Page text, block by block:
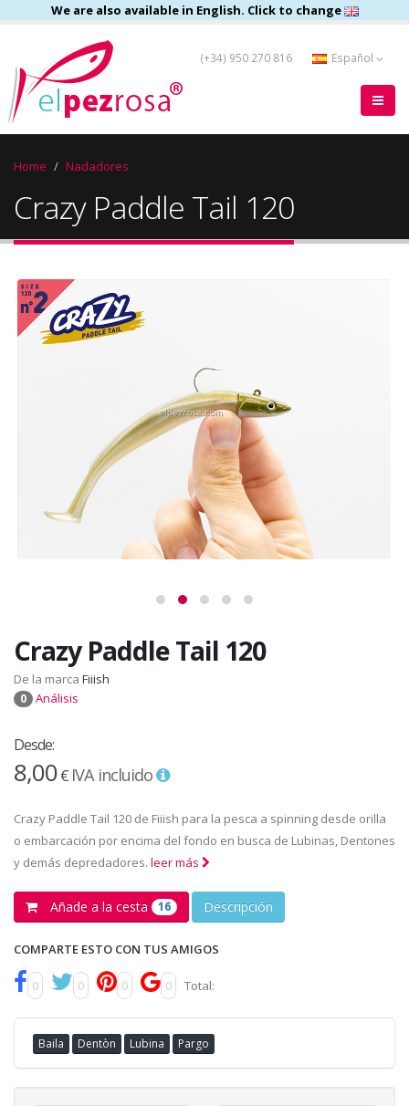
We are also available in English. Click to change
(+34) 950 270 816 Español
Home Nadadores
Crazy Paddle Tail 120
Crazy Paddle Tail 120
De la marca Fiiish
0 Análisis
Desde:
8,00€ IVA incluido
Crazy Paddle Tail 120 de Fiiish para la pesca a spinning desde orilla
o embarcación por encima del fondo en busca de Lubinas, Dentones
y demás depredadores. leer más
Añade a la cesta 16 Descripción
COMPARTE ESTO CON TUS AMIGOS
0 0 0 0 Total:
Baila Dentòn Lubina Pargo